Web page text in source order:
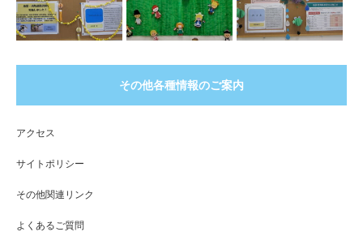
その他各種情報のご案内
アクセス
サイトポリシー
その他関連リンク
よくあるご質問